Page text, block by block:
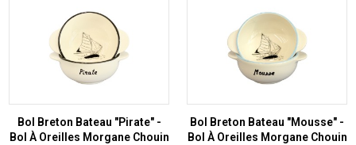
Bol Breton Bateau "Pirate" -
Bol À Oreilles Morgane Chouin
Bol Breton Bateau "Mousse" -
Bol À Oreilles Morgane Chouin